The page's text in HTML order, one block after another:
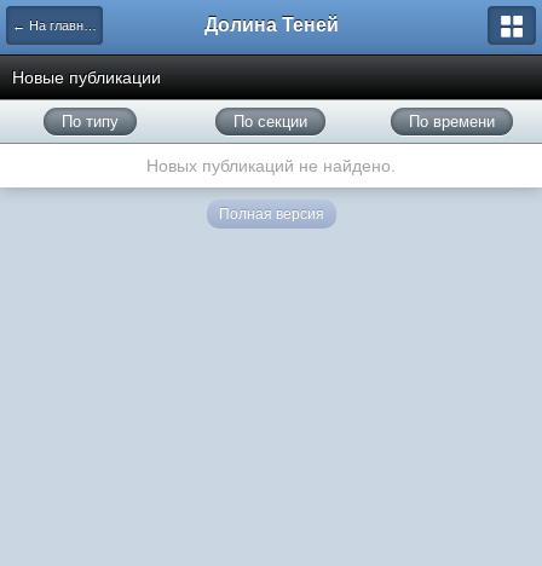
← На главную Долина Теней
Новые публикации
По типу По секции По времени
Новых публикаций не найдено.
Полная версия